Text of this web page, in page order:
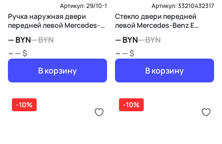
Артикул:29/10-1
Ручка наружная двери
передней левой Mercedes-
—BYN—BYN
~ — $
В корзину
Артикул:33210432317
Стекло двери передней
левой Mercedes-Benz E
—BYN—BYN
~ — $
В корзину
-10% -10%